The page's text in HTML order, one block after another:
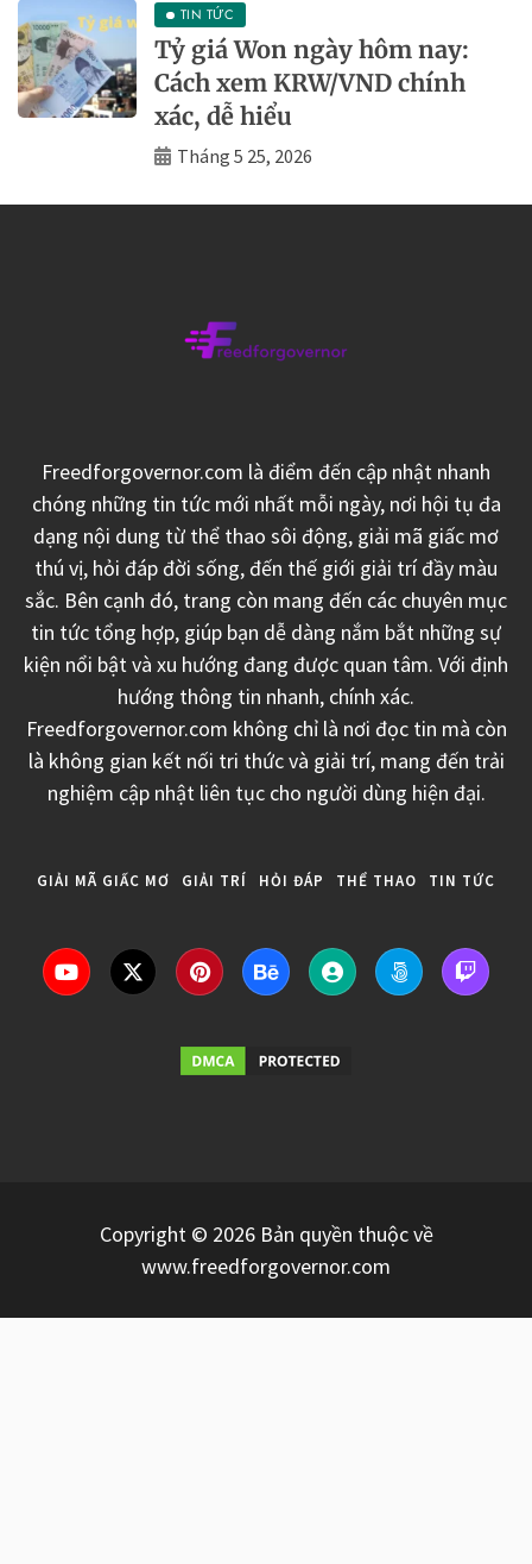
TIN TỨC
Tỷ giá Won ngày hôm nay:
Cách xem KRW/VND chính
xác, dễ hiểu
Tháng 5 25, 2026
Freedforgovernor.com là điểm đến cập nhật nhanh
chóng những tin tức mới nhất mỗi ngày, nơi hội tụ đa
dạng nội dung từ thể thao sôi động, giải mã giấc mơ
thú vị, hỏi đáp đời sống, đến thế giới giải trí đầy màu
sắc. Bên cạnh đó, trang còn mang đến các chuyên mục
tin tức tổng hợp, giúp bạn dễ dàng nắm bắt những sự
kiện nổi bật và xu hướng đang được quan tâm. Với định
hướng thông tin nhanh, chính xác.
Freedforgovernor.com không chỉ là nơi đọc tin mà còn
là không gian kết nối tri thức và giải trí, mang đến trải
nghiệm cập nhật liên tục cho người dùng hiện đại.
GIẢI MÃ GIẤC MƠ GIẢI TRÍ HỎI ĐÁP THỂ THAO TIN TỨC
Copyright © 2026 Bản quyền thuộc về
www.freedforgovernor.com